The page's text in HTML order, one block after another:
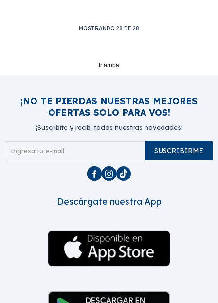
MOSTRANDO 28 DE 28
Ir arriba
¡NO TE PIERDAS NUESTRAS MEJORES
OFERTAS SOLO PARA VOS!
¡Suscribite y recibí todas nuestras novedades!
SUSCRIBIRME
  
Descárgate nuestra App